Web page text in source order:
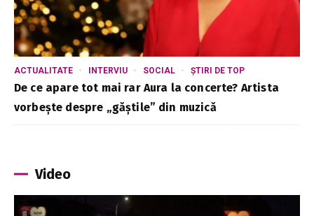
ACTUALITATE INTERVIU SOCIAL ȘTIRI DE TOP
De ce apare tot mai rar Aura la concerte? Artista
vorbește despre „găștile” din muzică
Video